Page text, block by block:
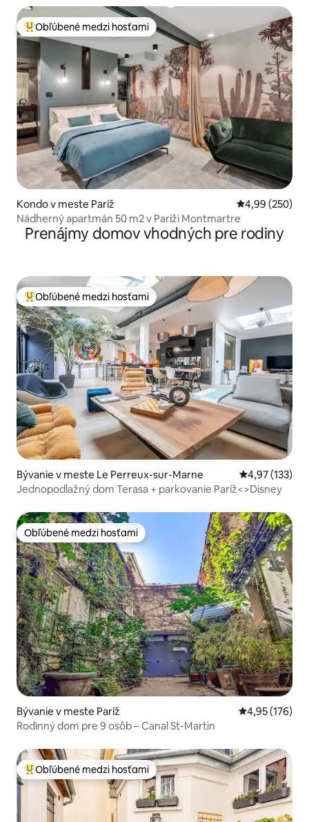
Najobľúbenejšie medzi hosťami
Obľúbené medzi hosťami
Kondo v meste Paríž Priemerné
4,99 (250)
Nádherný apartmán 50 m2 v Paríži Montmartre
Prenájmy domov vhodných pre rodiny
Najobľúbenejšie medzi hosťami
Obľúbené medzi hosťami
Bývanie v meste Le Perreux-sur-Marne Priemerné
4,97 (133)
Jednopodlažný dom Terasa + parkovanie Paríž<>Disney
Obľúbené medzi hosťami
Obľúbené medzi hosťami
Bývanie v meste Paríž Priemerné
4,95 (176)
Rodinný dom pre 9 osôb – Canal St-Martin
Najobľúbenejšie medzi hosťami
Obľúbené medzi hosťami